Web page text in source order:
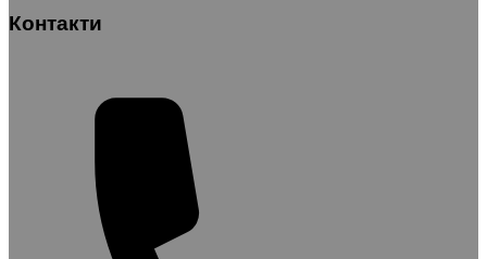
Контакти